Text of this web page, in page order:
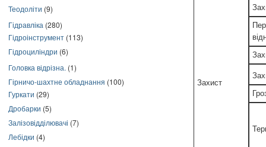
Теодоліти (9)
Гідравліка (280)
Гідроінструмент (113)
Гідроциліндри (6)
Головка відрізна. (1)
Гірничо-шахтне обладнання (100)
Гуркати (29)
Дробарки (5)
Залізовідділювачі (7)
Лебідки (4)
Захист